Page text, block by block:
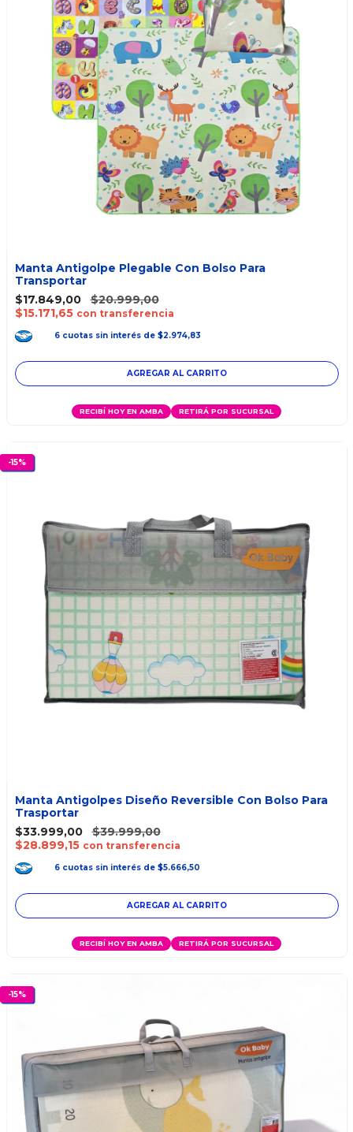
Manta Antigolpe Plegable Con Bolso Para
Transportar
$17.849,00
$20.999,00
$15.171,65 con transferencia
6 cuotas sin interés de $2.974,83
RECIBÍ HOY EN AMBA RETIRÁ POR SUCURSAL
-15%
Manta Antigolpes Diseño Reversible Con Bolso Para
Trasportar
$33.999,00
$39.999,00
$28.899,15 con transferencia
6 cuotas sin interés de $5.666,50
RECIBÍ HOY EN AMBA RETIRÁ POR SUCURSAL
-15%